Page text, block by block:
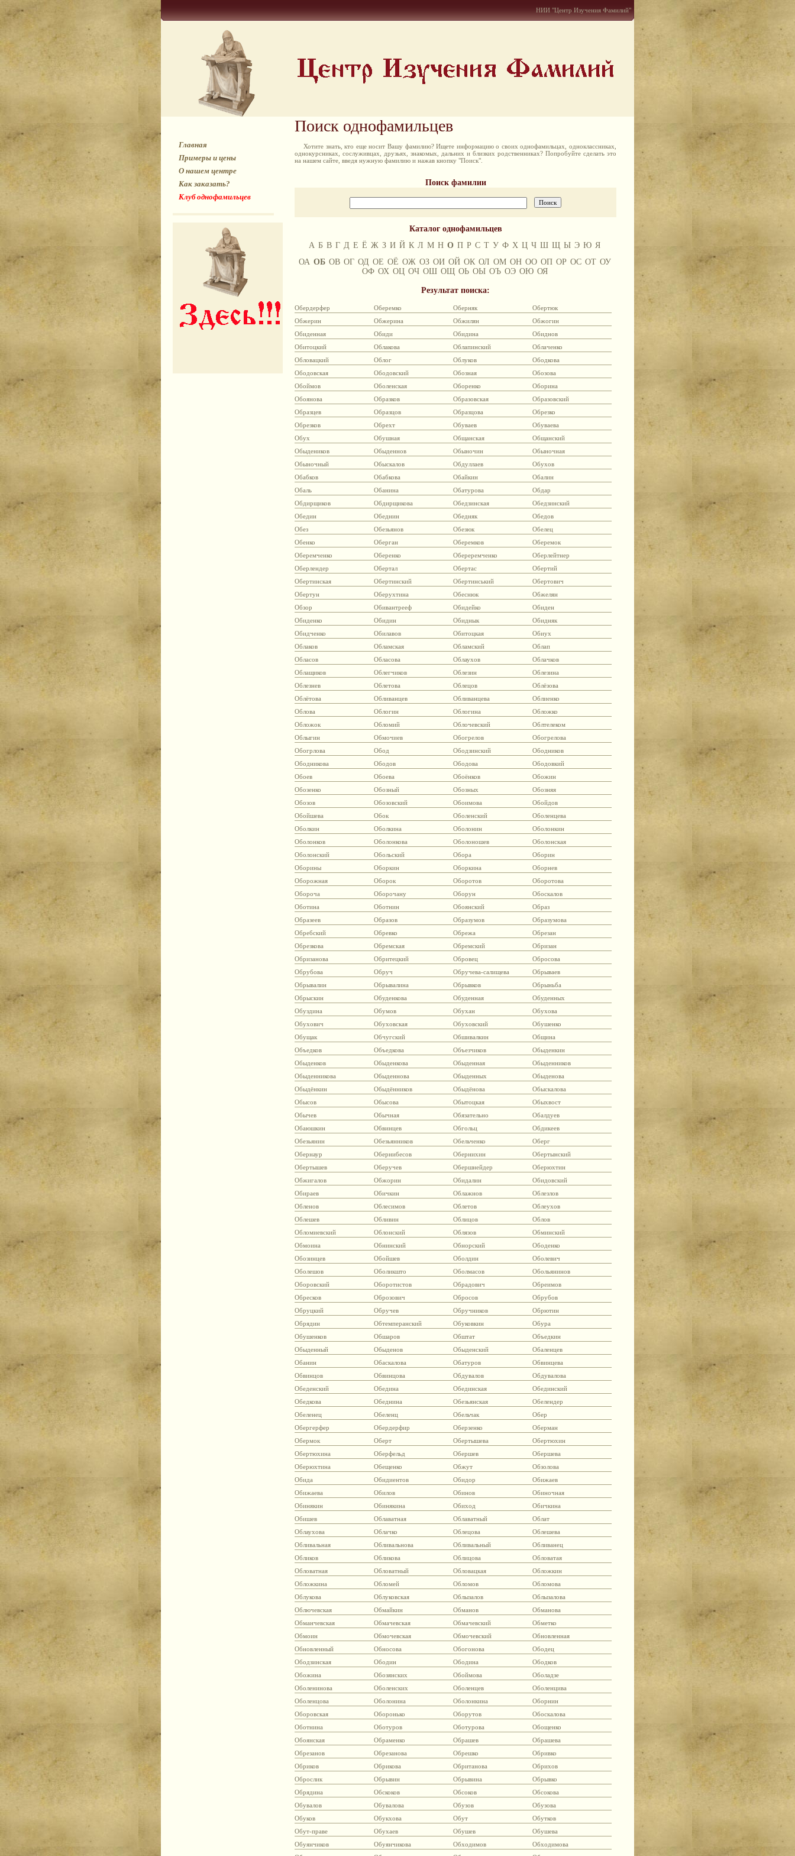
НИИ "Центр Изучения Фамилий"
Главная
Примеры и цены
О нашем центре
Как заказать?
Клуб однофамильцев
Поиск однофамильцев
Хотите знать, кто еще носит Вашу фамилию? Ищете информацию о своих однофамильцах, одноклассниках,
однокурсниках, сослуживцах, друзьях, знакомых, дальних и близких родственниках? Попробуйте сделать это
на нашем сайте, введя нужную фамилию и нажав кнопку "Поиск".
Поиск фамилии
Каталог однофамильцев
А Б В Г Д Е Ё Ж З И Й К Л М Н О П Р С Т У Ф Х Ц Ч Ш Щ Ы Э Ю Я
ОА ОБ ОВ ОГ ОД ОЕ ОЁ ОЖ ОЗ ОИ ОЙ ОК ОЛ ОМ ОН ОО ОП ОР ОС ОТ ОУ
ОФ ОХ ОЦ ОЧ ОШ ОЩ ОЬ ОЫ ОЪ ОЭ ОЮ ОЯ
Результат поиска:
Обердерфер Оберемко Оберняк
Обертюк
Обжерин
Обжерина Обжилян
Обжогин
Обиденная
Обиди Обидина
Обиднов
Обитоцкий
Облакова Облапинский
Облаченко
Обловацкий
Облог Облуков
Ободкова
Ободовская
Ободовский Обозная
Обозова
Обоймов
Оболенская Оборенко
Оборина
Обоянова
Образков Образовская
Образовский
Образцев
Образцов Образцова
Обрезко
Обрезков
Обрехт Обуваев
Обуваева
Обух
Обушная Общанская
Общанский
Обыдеников
Обыденнов Обыночин
Обыночная
Обыночный
Обыскалов Обдуллаев
Обухов
Обабков
Обабкова Обайкин
Обалин
Обаль
Обанина Обатурова
Обдар
Обдирщиков
Обдирщикова Обедзинская
Обедзинский
Обедин
Обеднин Обедняк
Обедов
Обез
Обезьянов Обезюк
Обелец
Обенко
Оберган Оберемков
Оберемок
Оберемченко
Оберенко Обереремченко
Оберлейтнер
Оберлендер
Обертал Обертас
Обертий
Обертинская
Обертинский Обертинський
Обертович
Обертун
Оберухтина Обеснюк
Обжелян
Обзор
Обивантрееф Обидейко
Обиден
Обиденко
Обидин Обиднык
Обидняк
Обидченко
Обилавов Обитоцкая
Обиух
Облаков
Обламская Обламский
Облап
Обласов
Обласова Облаухов
Облачков
Облащиков
Облегчиков Облезин
Облезина
Облезнев
Облетова Облецов
Облёзова
Облётова
Обливанцев Обливанцева
Облиенко
Облова
Облогин Облогина
Обложко
Обложок
Обломий Облочевский
Облтелеком
Облыгин
Обмочиев Обогрелов
Обогрелова
Обогрлова
Обод Ободзинский
Ободников
Ободникова
Ободов Ободова
Ободовкий
Обоев
Обоева Обоёнков
Обожин
Обозенко
Обозный Обозных
Обозняя
Обозов
Обозовский Обоимова
Обойдов
Обойшева
Обок Оболенский
Оболенцева
Оболкин
Оболкина Оболонин
Оболонкин
Оболонков
Оболонкова Оболоношев
Оболонская
Оболонский
Обольский Обора
Оборин
Оборины
Оборкин Оборкина
Оборнев
Оборожная
Оборок Оборотов
Оборотова
Обороча
Оборочану Оборун
Обоскалов
Оботина
Оботнин Обоянский
Образ
Образеев
Образов Образумов
Образумова
Обребский
Обревко Обрежа
Обрезан
Обрезкова
Обремская Обремский
Обризан
Обризанова
Обритецкий Обровец
Обросова
Обрубова
Обруч Обручева-салищева
Обрываев
Обрывалин
Обрывалина Обрывков
Обрыньба
Обрыскин
Обуденкова Обуденная
Обуденных
Обуздина
Обумов Обухан
Обухова
Обухович
Обуховская Обуховский
Обушенко
Обущак
Обчугский Обшивалкин
Община
Объедков
Объедкова Объезчиков
Обыденкин
Обыденков
Обыденкова Обыденная
Обыденников
Обыденникова
Обыденнова Обыденных
Обыденова
Обыдёнкин
Обыдёнников Обыдёнова
Обыскалова
Обысов
Обысова Обытоцкая
Обыхвост
Обычев
Обычная Обязательно
Обалдуев
Обаюшкин
Обвинцев Обгольц
Обдикеев
Обезьянин
Обезьянников Обельченко
Оберг
Обернаур
Обернибесов Обернихин
Обертынский
Обертышев
Оберучев Обершнейдер
Оберюхтин
Обжигалов
Обжорин Обидалин
Обидовский
Обираев
Обичкин Облажнов
Облезлов
Обленов
Облесимов Облетов
Облеухов
Облешев
Обливин Облицов
Облов
Обломиевский
Облонский Облязов
Обминский
Обмоина
Обнинский Обнорский
Ободенко
Обозинцев
Обойшев Оболдин
Оболевич
Оболешов
Оболикшто Оболмасов
Обольянинов
Оборовский
Оборотистов Обрадович
Обреимов
Обресков
Оброзович Обросов
Обрубов
Обруцкий
Обручев Обручников
Обрютин
Обрядин
Обтемперанский Обуковкин
Обура
Обушенков
Обшаров Обштат
Объедкин
Обыденный
Обыденов Обыденский
Обаленцев
Обанин
Обаскалова Обатуров
Обвинцева
Обвинцов
Обвинцова Обдувалов
Обдувалова
Обеденский
Обедина Обединская
Обединский
Обедкова
Обеднина Обезьянская
Обелендер
Обеленец
Обеленц Обельчак
Обер
Обергерфер
Обердерфир Оберзенко
Оберман
Обермок
Оберт Обертышева
Обертюхин
Обертюхина
Оберфельд Обершев
Обершева
Оберюхтина
Обещенко Обжут
Обзолова
Обида
Обидиентов Обидор
Обижаев
Обижаева
Обилов Обинов
Обиночная
Обинякин
Обинякина Обиход
Обичкина
Обишев
Облаватная Облаватный
Облат
Облаухова
Облачко Облецова
Облешева
Обливальная
Обливальнова Обливальный
Обливанец
Обликов
Обликова Облицова
Обловатая
Обловатная
Обловатный Обловацкая
Обложкин
Обложкина
Обломей Обломов
Обломова
Облукова
Облуковская Облызалов
Облызалова
Облючевская
Обмайкин Обманов
Обманова
Обманчевская
Обмачевская Обмачевский
Обметко
Обмоин
Обмочевская Обмочевский
Обновленная
Обновленный
Обносова Обогонова
Ободец
Ободзинская
Ободин Ободина
Ободков
Обожина
Обозянских Обоймова
Оболадзе
Оболенинова
Оболенских Оболенцев
Оболенцива
Оболенцова
Оболонина Оболонкина
Оборнин
Оборовская
Оборонько Оборутов
Обоскалова
Оботнина
Оботуров Оботурова
Обощенко
Обоянская
Обраменко Обрашев
Обрашева
Обрезанов
Обрезанова Обрешко
Обривко
Обриков
Обрикова Обританова
Обрихов
Оброслик
Обрывин Обрывина
Обрывко
Обрядина
Обскоков Обсоков
Обсокова
Обувалов
Обувалова Обузов
Обузова
Обуков
Обукхова Обут
Обутков
Обут-праве
Обухаев Обушев
Обушева
Обуянчиков
Обуянчикова Обходимов
Обходимова